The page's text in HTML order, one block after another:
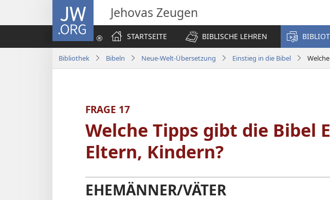
JW.ORG Jehovas Zeugen
STARTSEITE
BIBLISCHE LEHREN
Bibliothek Bibeln Neue-Welt-Übersetzung Einstieg in die Bibel
FRAGE 17
Welche Tipps gibt die Bibel
Eltern, Kindern?
EHEMÄNNER/VÄTER